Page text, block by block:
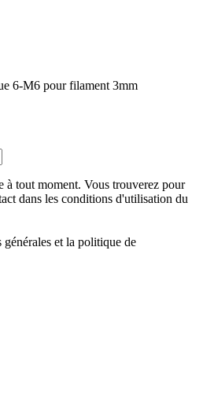
à tout moment. Vous trouverez pour
dans les conditions d'utilisation du
générales et la politique de